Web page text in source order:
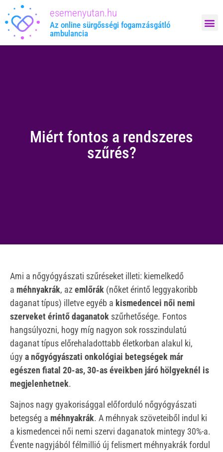
esemenyutan.hu
Az online sürgősségi fogamzásgátló
ambulancia
Miért fontos a rendszeres
szűrés?
Ami a nőgyógyászati szűréseket illeti: kiemelkedő
a méhnyakrák, azemlőrák (nőket érintő leggyakoribb
daganat típus) illetve egyéb a kismedencei női nemi
szerveket érintő daganatok szűrhetősége. Fontos
hangsúlyozni, hogy míg nagyon sok rosszindulatú
daganat típus előrehaladottabb életkorban alakul ki,
úgy a nőgyógyászati onkológiai betegségek már
egészen fiatal 20-as, 30-as éveikben járó hölgyeknél is
megjelenhetnek.
Sajnos nagy gyakorisággal előforduló nőgyógyászati
betegség a méhnyakrák. A méhnyak szöveteiből indul ki
a kismedencei női nemi szervi daganatok mintegy 30%-a.
Évente nagyjából félmillió új felismert méhnyakrák fordul